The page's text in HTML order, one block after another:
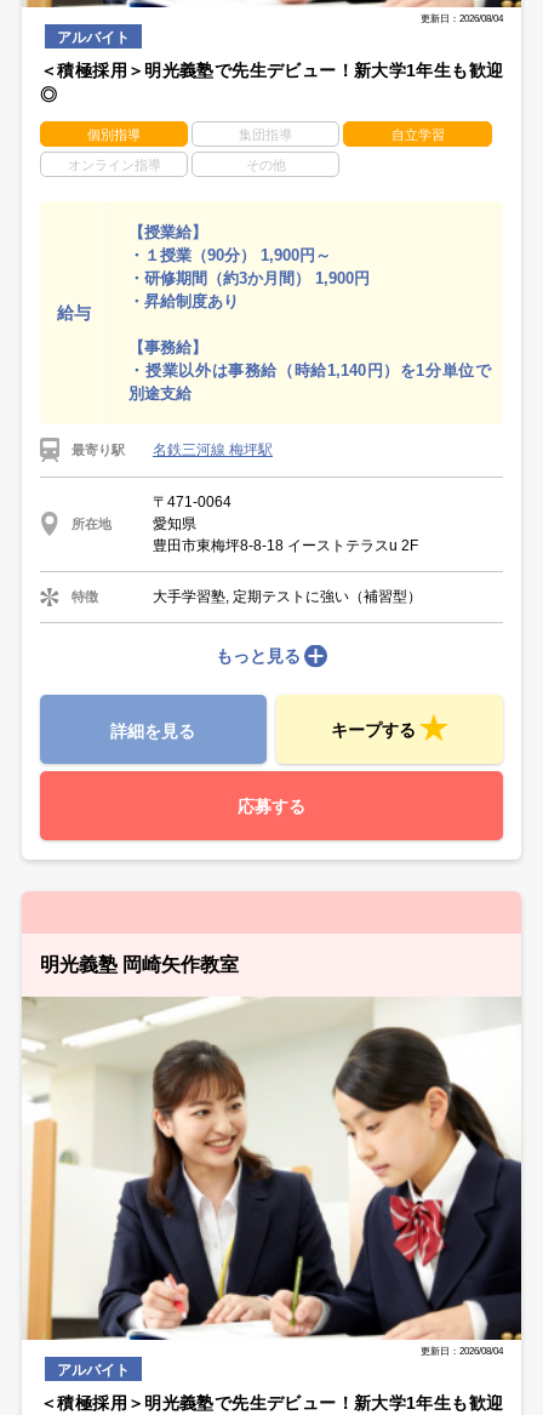
更新日：2026/08/04
アルバイト
＜積極採用＞明光義塾で先生デビュー！新大学1年生も歓迎
◎
個別指導 集団指導 自立学習
オンライン指導 その他
給与
【授業給】
・１授業（90分） 1,900円～
・研修期間（約3か月間） 1,900円
・昇給制度あり
【事務給】
・授業以外は事務給（時給1,140円）を1分単位で
別途支給
最寄り駅 名鉄三河線 梅坪駅
所在地
〒471-0064
愛知県
豊田市東梅坪8-8-18 イーストテラスu 2F
特徴 大手学習塾, 定期テストに強い（補習型）
もっと見る
詳細を見る キープする
応募する
明光義塾 岡崎矢作教室
更新日：2026/08/04
アルバイト
＜積極採用＞明光義塾で先生デビュー！新大学1年生も歓迎